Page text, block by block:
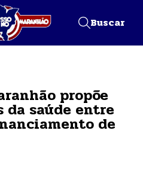
Buscar
propõe
saúde entre
de